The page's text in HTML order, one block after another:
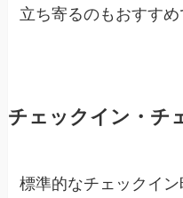
立ち寄るのもおすすめ
チェックイン・チ
標準的なチェックイ